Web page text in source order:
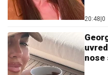
20:48 0
nose